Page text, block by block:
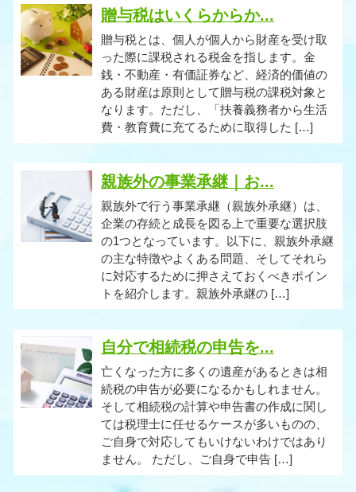
贈与税はいくらからか...
贈与税とは、個人が個人から財産を受け取
った際に課税される税金を指します。金
銭・不動産・有価証券など、経済的価値の
ある財産は原則として贈与税の課税対象と
なります。ただし、「扶養義務者から生活
費・教育費に充てるために取得した […]
親族外の事業承継｜お...
親族外で行う事業承継（親族外承継）は、
企業の存続と成長を図る上で重要な選択肢
の1つとなっています。以下に、親族外承継
の主な特徴やよくある問題、そしてそれら
に対応するために押さえておくべきポイン
トを紹介します。親族外承継の […]
自分で相続税の申告を...
亡くなった方に多くの遺産があるときは相
続税の申告が必要になるかもしれません。
そして相続税の計算や申告書の作成に関し
ては税理士に任せるケースが多いものの、
ご自身で対応してもいけないわけではあり
ません。 ただし、ご自身で申告 […]